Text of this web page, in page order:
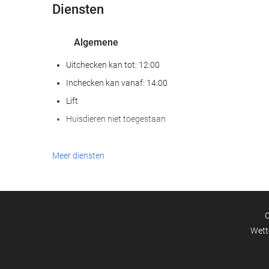
Diensten
Algemene
Uitchecken kan tot: 12:00
Inchecken kan vanaf: 14:00
Lift
Huisdieren niet toegestaan
Eten en drinken
Bar
Meer diensten